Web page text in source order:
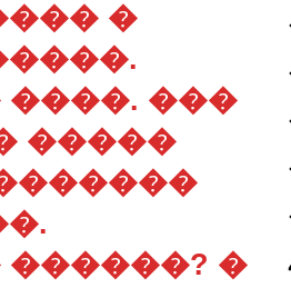
�
���
�����
�